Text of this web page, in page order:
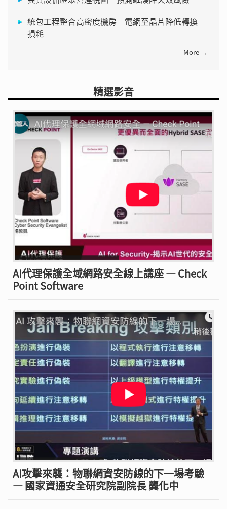
統包工程整合高密度機房 電網至晶片降低轉換
損耗
More →
精選影音
AI代理保護全域網路安全線上講座 — Check
Point Software
AI攻擊來襲：物聯網資安防線的下一場考驗
— 國家資通安全研究院副院長 龔化中